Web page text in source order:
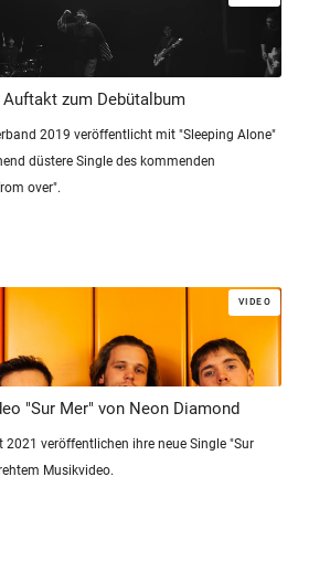
Auftakt zum Debütalbum
2019 veröffentlicht mit "Sleeping Alone"
düstere Single des kommenden
over".
VIDEO
"Sur Mer" von Neon Diamond
2021 veröffentlichen ihre neue Single "Sur
Musikvideo.